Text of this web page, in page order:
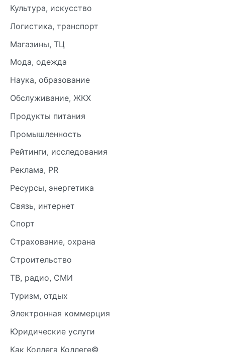
Культура, искусство
Логистика, транспорт
Магазины, ТЦ
Мода, одежда
Наука, образование
Обслуживание, ЖКХ
Продукты питания
Промышленность
Рейтинги, исследования
Реклама, PR
Ресурсы, энергетика
Связь, интернет
Спорт
Страхование, охрана
Строительство
ТВ, радио, СМИ
Туризм, отдых
Электронная коммерция
Юридические услуги
Как Коллега Коллеге©